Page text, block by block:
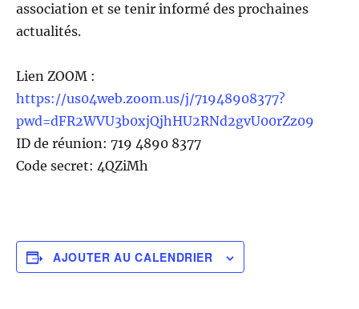
association et se tenir informé des prochaines
actualités.
Lien ZOOM :
https://us04web.zoom.us/j/71948908377?
pwd=dFR2WVU3b0xjQjhHU2RNd2gvU00rZz09
ID de réunion: 719 4890 8377
Code secret: 4QZiMh
AJOUTER AU CALENDRIER